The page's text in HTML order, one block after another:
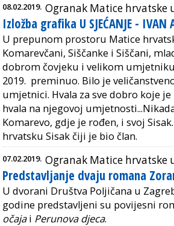
08.02.2019. Ogranak Matice hrvatske
Izložba grafika U SJEĆANJE - IVAN
U prepunom prostoru Matice
Komarevčani, Siščanke i Siščani,
dobrom čovjeku i velikom
2019. preminuo. Bilo je
umjetnici. Hvala za sve dobro koje
hvala na njegovoj
Komarevo, gdje je rođen, i svoj
hrvatsku Sisak čiji je bio član.
07.02.2019. Ogranak Matice hrvatske
Predstavljanje dvaju romana
U dvorani Društva Poljičana u
godine predstavljeni su povijesni
očajai Perunova djeca.